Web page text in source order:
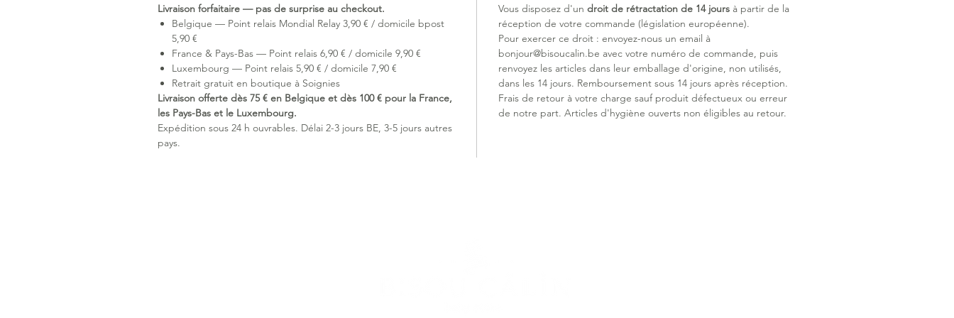
et réglables, dos rembourré
- étiquette nom pour une identification
facile
- lavable à 30 °C en cycle délicat
Livraison forfaitaire — pas de surprise au checkout.
Belgique — Point relais Mondial Relay 3,90 € / domicile bpost
5,90 €
France & Pays-Bas — Point relais 6,90 € / domicile 9,90 €
Luxembourg — Point relais 5,90 € / domicile 7,90 €
Retrait gratuit en boutique à Soignies
Livraison offerte dès 75 € en Belgique et dès 100 € pour la France,
les Pays-Bas et le Luxembourg.
Expédition sous 24 h ouvrables. Délai 2-3 jours BE, 3-5 jours autres
pays.
Vous disposez d'un droit de rétractation de 14 jours à partir de la
réception de votre commande (législation européenne).
Pour exercer ce droit : envoyez-nous un email à
bonjour@bisoucalin.be avec votre numéro de commande, puis
renvoyez les articles dans leur emballage d'origine, non utilisés,
dans les 14 jours. Remboursement sous 14 jours après réception.
Frais de retour à votre charge sauf produit défectueux ou erreur
de notre part. Articles d'hygiène ouverts non éligibles au retour.